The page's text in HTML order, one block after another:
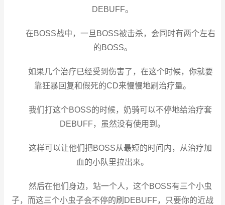
DEBUFF。
在BOSS战中，一旦BOSS被击杀，会同时有两个左右
的BOSS。
如果几个治疗已经受到伤害了，在这个时候，你就要
靠狂暴回复和假死的CD来慢慢地刷治疗量。
我们打这个BOSS的时候，奶骑可以不停地给治疗套
DEBUFF，虽然没有使用到。
这样可以让他们把BOSS从最短的时间内，从治疗加
血的小队里拉出来。
然后在他们身边，站一个人，这个BOSS有三个小虫
子，而这三个小虫子会不停的刷DEBUFF，只要你的近战